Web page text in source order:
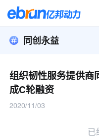
同创永益
组织韧性服务提供商
成C轮融资
2020/11/03
已